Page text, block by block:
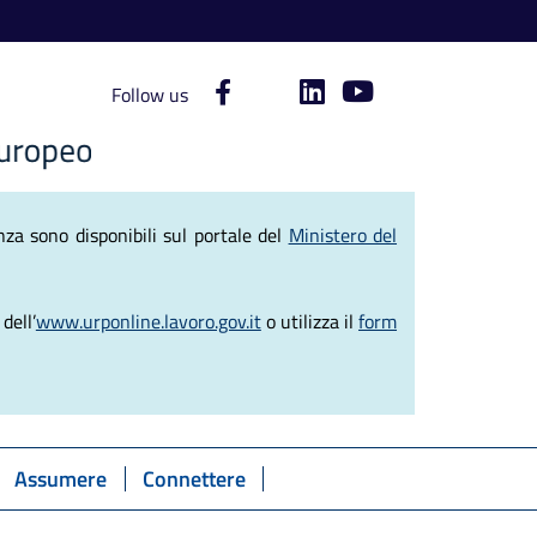
del Lavoro
Follow us
sono disponibili sul portale del Ministero del
www.urponline.lavoro.gov.ito utilizza ilform
Assumere Connettere